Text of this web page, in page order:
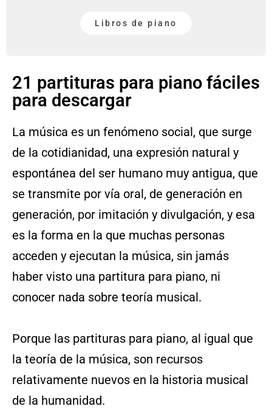
Libros de piano
21 partituras para piano fáciles
para descargar
La música es un fenómeno social, que surge
de la cotidianidad, una expresión natural y
espontánea del ser humano muy antigua, que
se transmite por vía oral, de generación en
generación, por imitación y divulgación, y esa
es la forma en la que muchas personas
acceden y ejecutan la música, sin jamás
haber visto una partitura para piano, ni
conocer nada sobre teoría musical.
Porque las partituras para piano, al igual que
la teoría de la música, son recursos
relativamente nuevos en la historia musical
de la humanidad.